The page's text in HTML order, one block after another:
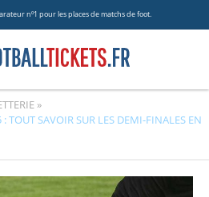
nº1 pour les places de matchs de foot.
»
TOUT SAVOIR SUR LES DEMI-FINALES EN